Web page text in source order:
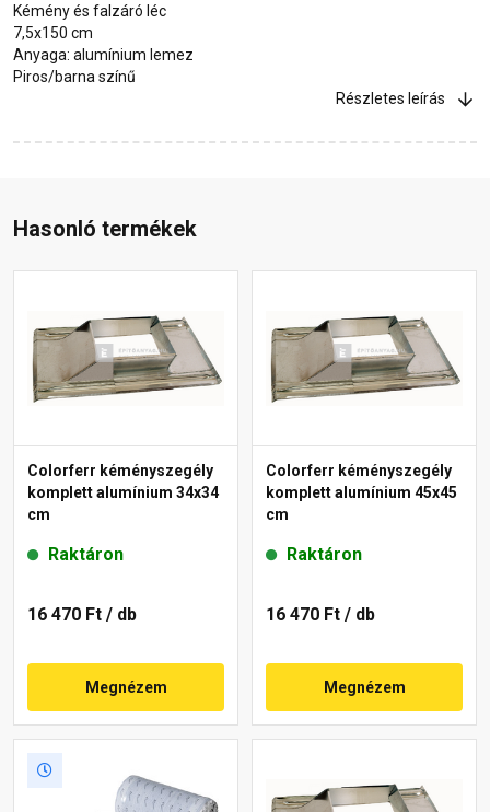
Kémény és falzáró léc
7,5x150 cm
Anyaga: alumínium lemez
Piros/barna színű
Részletes leírás
Hasonló termékek
Colorferr kéményszegély
komplett alumínium 34x34
cm
Raktáron
16 470 Ft / db
Megnézem
Colorferr kéményszegély
komplett alumínium 45x45
cm
Raktáron
16 470 Ft / db
Megnézem